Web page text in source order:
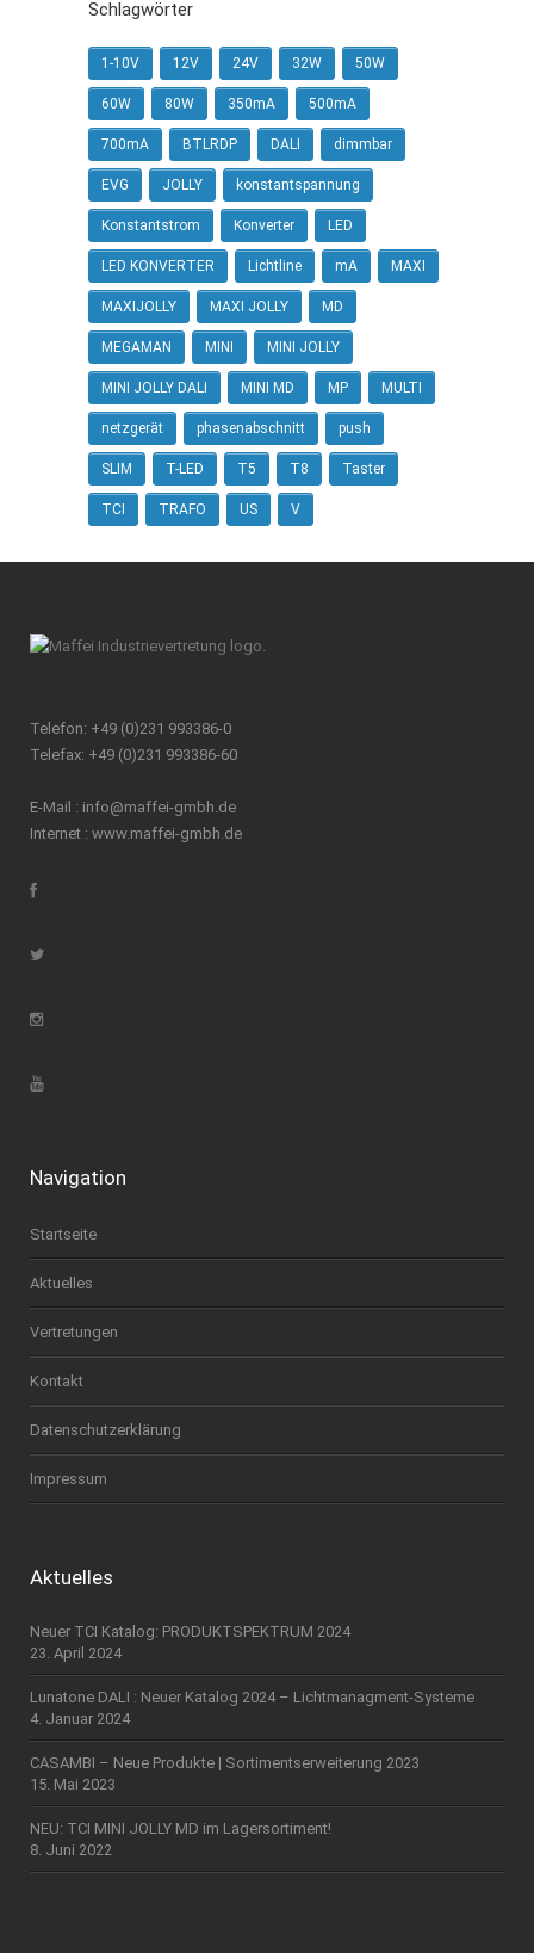
Schlagwörter
1-10V 12V 24V 32W 50W
60W 80W 350mA 500mA
700mA BTLRDP DALI dimmbar
EVG JOLLY konstantspannung
Konstantstrom Konverter LED
LED KONVERTER Lichtline mA MAXI
MAXIJOLLY MAXI JOLLY MD
MEGAMAN MINI MINI JOLLY
MINI JOLLY DALI MINI MD MP MULTI
netzgerät phasenabschnitt push
SLIM T-LED T5 T8 Taster
TCI TRAFO US V
Telefon: +49 (0)231 993386-0
Telefax: +49 (0)231 993386-60
E-Mail : info@maffei-gmbh.de
Internet : www.maffei-gmbh.de
Navigation
Startseite
Aktuelles
Vertretungen
Kontakt
Datenschutzerklärung
Impressum
Aktuelles
Neuer TCI Katalog: PRODUKTSPEKTRUM 2024
23. April 2024
Lunatone DALI : Neuer Katalog 2024 – Lichtmanagment-Systeme
4. Januar 2024
CASAMBI – Neue Produkte | Sortimentserweiterung 2023
15. Mai 2023
NEU: TCI MINI JOLLY MD im Lagersortiment!
8. Juni 2022